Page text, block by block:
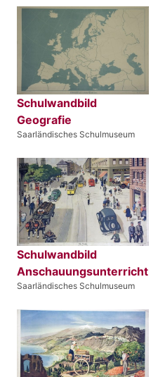
Schulwandbild
Geografie
Saarländisches Schulmuseum
Schulwandbild
Anschauungsunterricht
Saarländisches Schulmuseum